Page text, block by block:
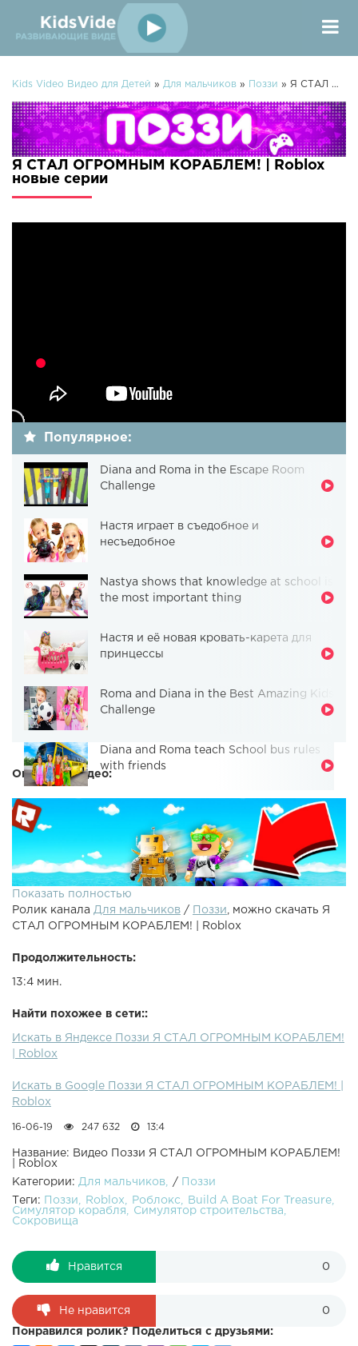
Kids Video Видео для Детей » Для мальчиков » Поззи » Я СТАЛ ОГРОМНЫМ КОРАБЛЕМ! | Roblox
Я СТАЛ ОГРОМНЫМ КОРАБЛЕМ! | Roblox
новые серии
Популярное:
Diana and Roma in the Escape Room
Challenge
Настя играет в съедобное и
несъедобное
Nastya shows that knowledge at school is
the most important thing
Настя и её новая кровать-карета для
принцессы
Roma and Diana in the Best Amazing Kids
Challenge
Diana and Roma teach School bus rules
with friends
Описание видео:
●Roblox - строительства корабля! Теперь я сам в режиме
●Предыдущий ролик - ●Рандом ролик - ● - Моя Инста● -
Моя страничка ВК● - Группа ВК
Показать полностью
Ролик канала Для мальчиков / Поззи
, можно скачать Я
СТАЛ ОГРОМНЫМ КОРАБЛЕМ! | Roblox
Продолжительность:
13:4 мин.
Найти похожее в сети::
Искать в Яндексе Поззи Я СТАЛ ОГРОМНЫМ КОРАБЛЕМ!
| Roblox
Искать в Google Поззи Я СТАЛ ОГРОМНЫМ КОРАБЛЕМ! |
Roblox
16-06-19 247 632 13:4
Название: Видео Поззи Я СТАЛ ОГРОМНЫМ КОРАБЛЕМ!
| Roblox
Категории: Для мальчиков /
Поззи
Теги:
Поззи Roblox Роблокс
Build A Boat For Treasure
Симулятор корабля
Симулятор строительства
Сокровища
Нравится 0
Не нравится 0
Понравился ролик? Поделиться с друзьями: